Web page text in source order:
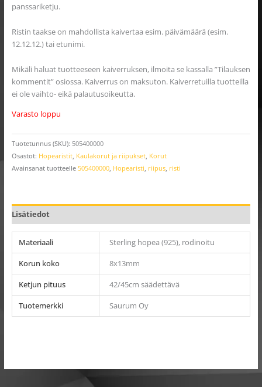
panssariketju.
Ristin taakse on mahdollista kaivertaa esim. päivämäärä (esim.
12.12.12.) tai etunimi.
Mikäli haluat tuotteeseen kaiverruksen, ilmoita se kassalla ”Tilauksen
kommentit” osiossa. Kaiverrus on maksuton. Kaiverretuilla tuotteilla
ei ole vaihto- eikä palautusoikeutta.
Varasto loppu
Tuotetunnus (SKU): 505400000
Osastot: Hopearistit, Kaulakorut ja riipukset, Korut
Avainsanat tuotteelle 505400000, Hopearisti, riipus, risti
Lisätiedot
Materiaali
Sterling hopea (925), rodinoitu
Korun koko
8x13mm
Ketjun pituus
42/45cm säädettävä
Tuotemerkki
Saurum Oy